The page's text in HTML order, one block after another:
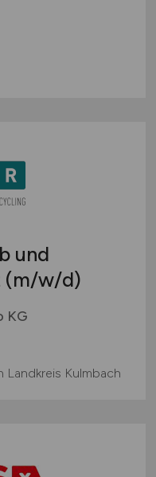
und
(m/w/d)
KG
Landkreis Kulmbach